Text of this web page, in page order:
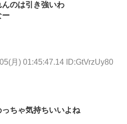
のは引き強いわ
ー
月) 01:45:47.14 ID:GtVrzUy80
ちゃ気持ちいいよね